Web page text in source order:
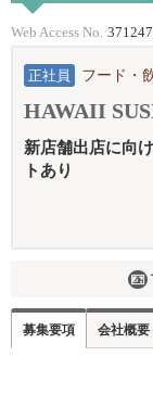
Web Access No.
正社員 フード・
HAWAII
新店舗出店に向
トあり
募集要項 会社概要